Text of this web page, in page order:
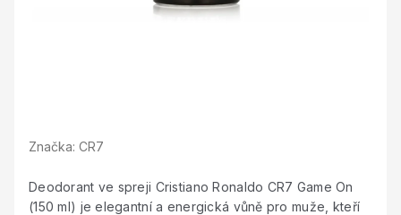
Značka: CR7
Deodorant ve spreji Cristiano Ronaldo CR7 Game On
(150 ml) je elegantní a energická vůně pro muže, kteří